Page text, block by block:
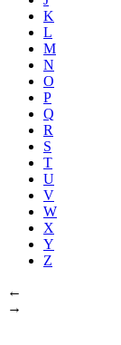
K
L
M
N
O
P
Q
R
S
T
U
V
W
X
Y
Z
←
→